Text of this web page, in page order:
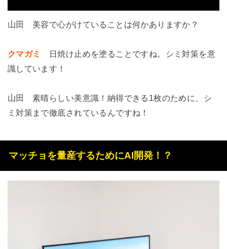
山田 美容で心がけていることは何かありますか？
クマガミ
日焼け止めを塗ることですね。シミ対策を意
識しています！
山田素晴らしい美意識！納得できる1枚のために、シ
ミ対策まで徹底されているんですね！
マッチョを量産するためにAI開発！？